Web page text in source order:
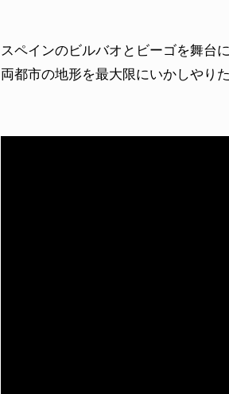
スペインのビルバオとビーゴを舞台
両都市の地形を最大限にいかしやりた